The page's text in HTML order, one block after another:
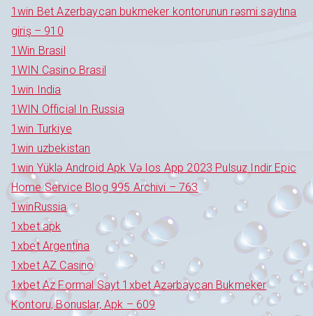
1win Bet Azerbaycan bukmeker kontorunun rəsmi saytına
giriş – 910
1Win Brasil
1WIN Casino Brasil
1win India
1WIN Official In Russia
1win Turkiye
1win uzbekistan
1win Yüklə Android Apk Və Ios App 2023 Pulsuz Indir Epic
Home Service Blog 995 Archivi – 763
1winRussia
1xbet apk
1xbet Argentina
1xbet AZ Casino
1xbet Az Formal Sayt 1xbet Azərbaycan Bukmeker
Kontoru, Bonuslar, Apk – 609